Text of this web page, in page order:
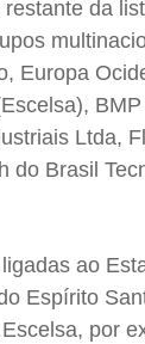
da
Europa
Ltda,
do Brasil
ao
Espírito
por